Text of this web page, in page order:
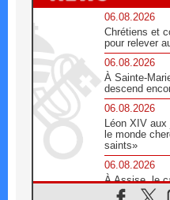
06.08.2026
Chrétiens et
pour relever
06.08.2026
À Sainte-
descend
06.08.2026
Léon XIV
le monde
saints»
06.08.2026
À Assise, le
«les